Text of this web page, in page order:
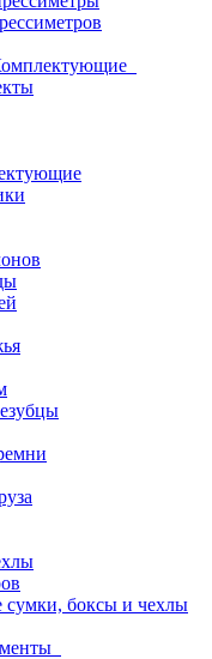
боксы и чехлы